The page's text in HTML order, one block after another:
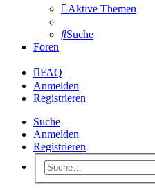
Aktive Themen
Suche
Foren
FAQ
Anmelden
Registrieren
Suche
Anmelden
Registrieren